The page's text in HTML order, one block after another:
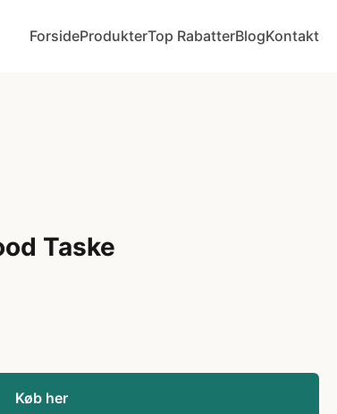
ForsideProdukterTop RabatterBlogKontakt
Taske
Køb her